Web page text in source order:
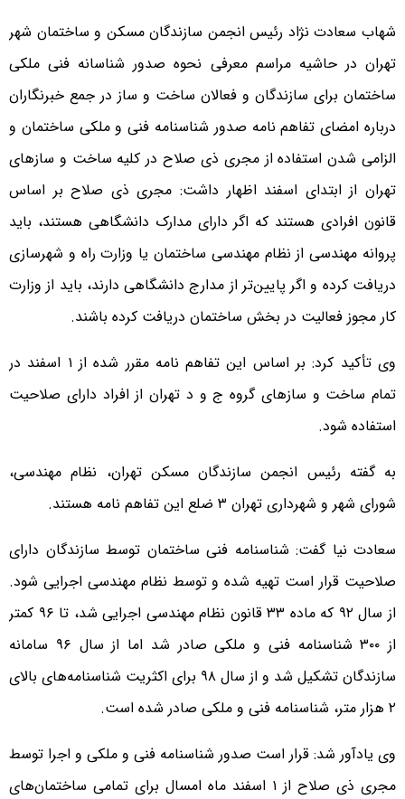
شهاب سعادت نژاد رئیس انجمن سازندگان مسکن و ساختمان شهر
تهران در حاشیه مراسم معرفی نحوه صدور شناسانه فنی ملکی
ساختمان برای سازندگان و فعالان ساخت و ساز در جمع خبرنگاران
درباره امضای تفاهم نامه صدور شناسنامه فنی و ملکی ساختمان و
الزامی شدن استفاده از مجری ذی صلاح در کلیه ساخت و سازهای
تهران از ابتدای اسفند اظهار داشت: مجری ذی صلاح بر اساس
قانون افرادی هستند که اگر دارای مدارک دانشگاهی هستند، باید
پروانه مهندسی از نظام مهندسی ساختمان یا وزارت راه و شهرسازی
دریافت کرده و اگر پایین‌تر از مدارج دانشگاهی دارند، باید از وزارت
کار مجوز فعالیت در بخش ساختمان دریافت کرده باشند.
وی تأکید کرد: بر اساس این تفاهم نامه مقرر شده از ۱ اسفند در
تمام ساخت و سازهای گروه ج و د تهران از افراد دارای صلاحیت
استفاده شود.
به گفته رئیس انجمن سازندگان مسکن تهران، نظام مهندسی،
شورای شهر و شهرداری تهران ۳ ضلع این تفاهم نامه هستند.
سعادت نیا گفت: شناسنامه فنی ساختمان توسط سازندگان دارای
صلاحیت قرار است تهیه شده و توسط نظام مهندسی اجرایی شود.
از سال ۹۲ که ماده ۳۳ قانون نظام مهندسی اجرایی شد، تا ۹۶ کمتر
از ۳۰۰ شناسنامه فنی و ملکی صادر شد اما از سال ۹۶ سامانه
سازندگان تشکیل شد و از سال ۹۸ برای اکثریت شناسنامه‌های بالای
۲ هزار متر، شناسنامه فنی و ملکی صادر شده است.
وی یادآور شد: قرار است صدور شناسنامه فنی و ملکی و اجرا توسط
مجری ذی صلاح از ۱ اسفند ماه امسال برای تمامی ساختمان‌های